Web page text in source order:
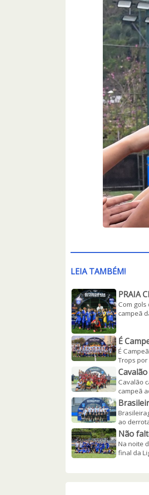
LEIA TAMBÉM!
PRAIA
Com gols
campeã
É
É
Trops por
Cavalão
campeã
ao
Não
Na noite
final da